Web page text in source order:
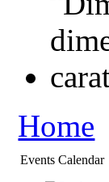
Home
Events Calendar